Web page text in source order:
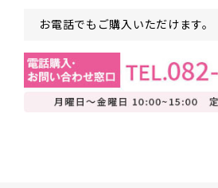
お電話でもご購入いただけます。